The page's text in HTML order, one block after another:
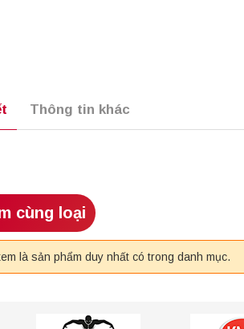
Thông tin khác
cùng loại
là sản phẩm duy nhất có trong danh mục.